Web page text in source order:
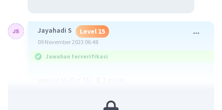
Jayahadi S Level 15
09 November 2023 06:48
Jawaban terverifikasi
= 8,2 / Mr FeSO